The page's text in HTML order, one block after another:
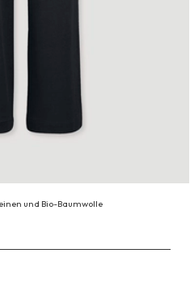
und Bio-Baumwolle